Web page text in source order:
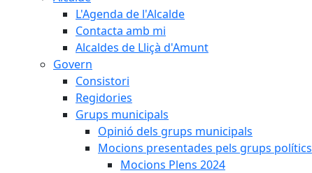
L'Agenda de l'Alcalde
Contacta amb mi
Alcaldes de Lliçà d'Amunt
Govern
Consistori
Regidories
Grups municipals
Opinió dels grups municipals
Mocions presentades pels grups polítics
Mocions Plens 2024